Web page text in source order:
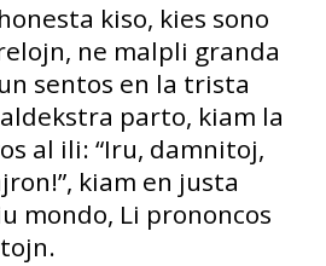
kiso, kies sono
ne malpli granda
sentos en la trista
parto, kiam la
al ili: “Iru, damnitoj,
kiam en justa
mondo, Li prononcos